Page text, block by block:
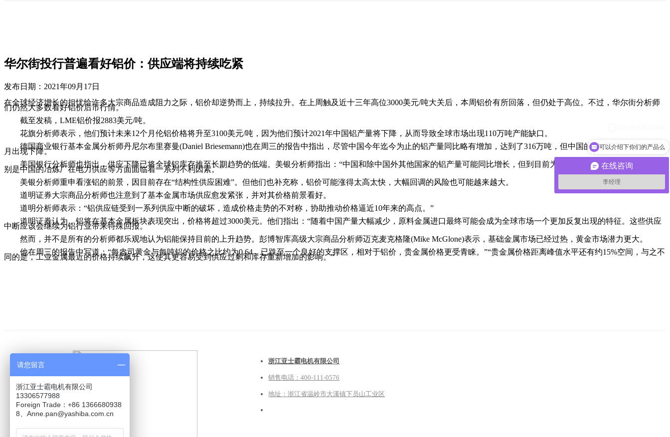
华尔街投行普遍看好铝价：供应端将持续吃紧
发布日期： 2021年09月17日
在全球经济增长的担忧给许多大宗商品造成阻力之际，铝价却逆势而上，持续拉升。在上周触及近十三年高位3000美元/吨大关后，本周铝价有所回落，但仍处于高位。不过，华尔街分析师
们仍然大多数看好铝价后市行情。
截至发稿，LME铝价报2883美元/吨。
花旗分析师表示，他们预计未来12个月伦铝价格将升至3100美元/吨，因为他们预计2021年中国铝产量将下降，从而导致全球市场出现110万吨产能缺口。
德国商业银行基本金属分析师丹尼尔布里赛曼(Daniel Briesemann)也在周三的报告中指出，尽管中国今年迄今为止的铝产量同比略有增加，达到了316万吨，但中国的铝产量已经连续四个
月出现下降。
美国银行分析师也指出，供应下降已将全球铝库存推至长期趋势的低端。美银分析师指出：“中国和除中国外其他国家的铝产量可能同比增长，但到目前为止几乎没有出现连续增长。特
别是中国的冶炼厂在电力供应等方面面临着一系列不利因素。”
美银分析师重申看涨铝的前景，因目前存在“结构性供应困难”。但他们也补充称，铝价可能涨得太高太快，大幅回调的风险也可能越来越大。
道明证券大宗商品分析师也注意到了基本金属市场供应愈发紧张，并对其价格前景看好。
道明分析师表示：“铝供应链受到一系列供应中断的破坏，造成价格走势的不对称，协助推动价格逼近10年来的高点。”
道明证券认为，铝将在基本金属板块表现突出，价格将超过3000美元。他们指出：“随着中国产量大幅减少，原料金属进口最终可能会成为全球市场一个更加反复出现的特征。这些供应
中断应该会继续为铝行业带来特殊回报。”
然而，并不是所有的分析师都乐观地认为铝能保持目前的上升趋势。彭博智库高级大宗商品分析师迈克麦克格隆(Mike McGlone)表示，基础金属市场已经过热，黄金市场潜力更大。
他在周三的报告中写道：“每盎司黄金与每吨铝的价格之比约为0.64，已跌至一个良好的支撑区，相对于铝价，贵金属价格更受青睐。”“贵金属价格距离峰值水平还有约15%空间，与之不
同的是，工业金属最近的价格持续飙升，这使其更容易受到供应过剩和库存重新增加的影响。”
浙江亚士霸电机有限公司
销售电话：400-111-0576
地址：浙江省温岭市大溪镇下员山工业区
在线咨询
李经理
可以介绍下你们的产品么
请您留言
浙江亚士霸电机有限公司
13306577988
Foreign Trade：+86 1366680938
8、Anne.pan@yashiba.com.cn